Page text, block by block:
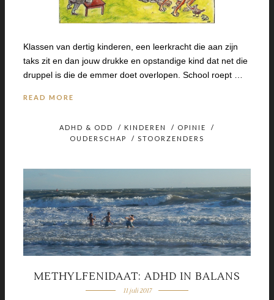
Klassen van dertig kinderen, een leerkracht die aan zijn
taks zit en dan jouw drukke en opstandige kind dat net die
druppel is die de emmer doet overlopen. School roept …
READ MORE
ADHD & ODD / KINDEREN / OPINIE
/
OUDERSCHAP
/ STOORZENDERS
METHYLFENIDAAT: ADHD IN BALANS
11 juli 2017